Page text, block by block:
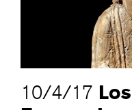
10/4/17